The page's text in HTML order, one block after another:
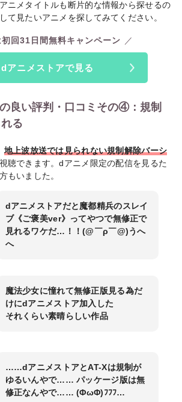
ニメタイトルも断片的な情報から探せるの
て見たいアニメを探してみてください。
初回31日間無料キャンペーン
dアニメストアで見る
良い評判・口コミその④：規制
る
地上波放送では見られない規制解除バーシ
聴できます。dアニメ限定の配信を見るた
もいました。
dアニメストアだと魔都精兵のスレイ
ブ《ご褒美ver》ってやつで無修正で
見れるワケだ…！！(@￣ρ￣@)うへ
へ
魔法少女に憧れて無修正版見る為だ
けにdアニメストア加入した
それくらい素晴らしい作品
……dアニメストアとAT-Xは規制が
ゆるいんやで…… パッケージ版は無
修正なんやで…… (ΦωΦ)ﾌﾌﾌ…